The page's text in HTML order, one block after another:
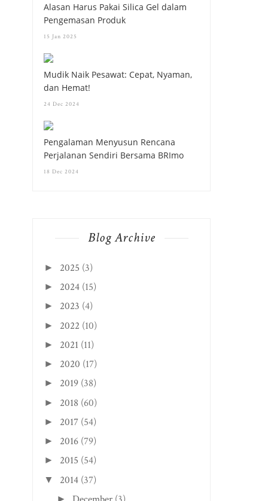
Alasan Harus Pakai Silica Gel dalam
Pengemasan Produk
15 Jan 2025
Mudik Naik Pesawat: Cepat, Nyaman,
dan Hemat!
24 Dec 2024
Pengalaman Menyusun Rencana
Perjalanan Sendiri Bersama BRImo
18 Dec 2024
Blog Archive
► 2025 (3)
► 2024 (15)
► 2023 (4)
► 2022 (10)
► 2021 (11)
► 2020 (17)
► 2019 (38)
► 2018 (60)
► 2017 (54)
► 2016 (79)
► 2015 (54)
▼ 2014 (37)